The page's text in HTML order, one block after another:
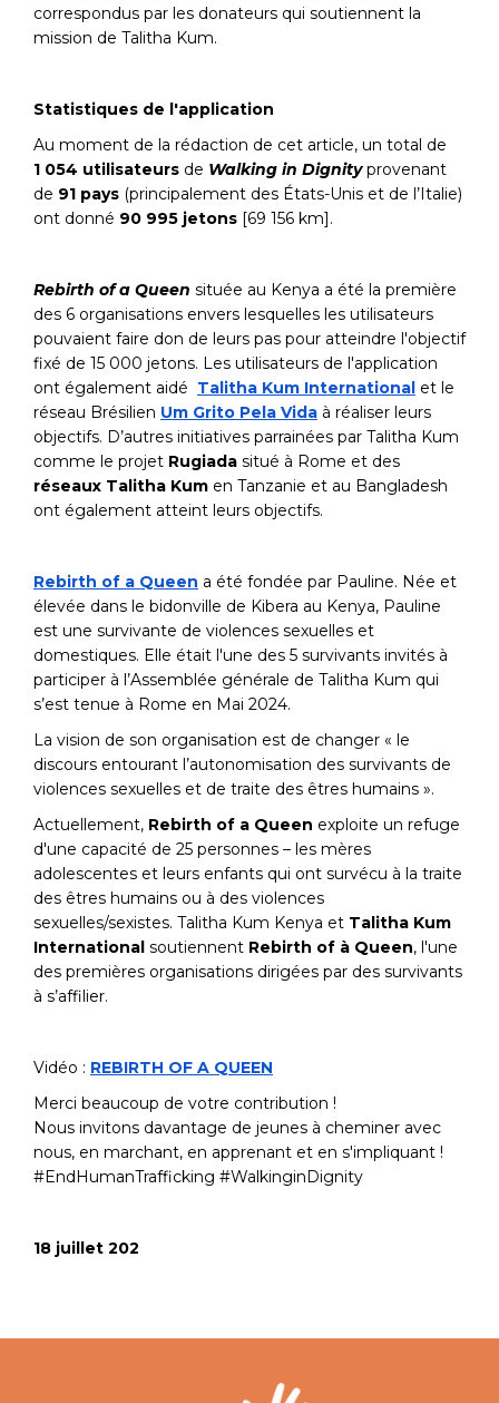
correspondus par les donateurs qui soutiennent la
mission de Talitha Kum.
Statistiques de l'application
Au moment de la rédaction de cet article, un total de
1 054 utilisateurs de Walking in Dignityprovenant
de 91 pays (principalement des États-Unis et de l’Italie)
ont donné 90 995 jetons [69 156 km].
Rebirth of a Queen située au Kenya a été la première
des 6 organisations envers lesquelles les utilisateurs
pouvaient faire don de leurs pas pour atteindre l'objectif
fixé de 15 000 jetons. Les utilisateurs de l'application
ont également aidé Talitha Kum International et le
réseau Brésilien Um Grito Pela Vida à réaliser leurs
objectifs. D’autres initiatives parrainées par Talitha Kum
comme le projet Rugiada situé à Rome et des
réseaux Talitha Kum en Tanzanie et au Bangladesh
ont également atteint leurs objectifs.
Rebirth of a Queen a été fondée par Pauline. Née et
élevée dans le bidonville de Kibera au Kenya, Pauline
est une survivante de violences sexuelles et
domestiques. Elle était l'une des 5 survivants invités à
participer à l’Assemblée générale de Talitha Kum qui
s’est tenue à Rome en Mai 2024.
La vision de son organisation est de changer « le
discours entourant l’autonomisation des survivants de
violences sexuelles et de traite des êtres humains ».
Actuellement, Rebirth of a Queen exploite un refuge
d'une capacité de 25 personnes – les mères
adolescentes et leurs enfants qui ont survécu à la traite
des êtres humains ou à des violences
sexuelles/sexistes. Talitha Kum Kenya et Talitha Kum
International soutiennent Rebirth of à Queen, l'une
des premières organisations dirigées par des survivants
à s’affilier.
Vidéo : REBIRTH OF A QUEEN
Merci beaucoup de votre contribution !
Nous invitons davantage de jeunes à cheminer avec
nous, en marchant, en apprenant et en s'impliquant !
#EndHumanTrafficking #WalkinginDignity
18 juillet 202